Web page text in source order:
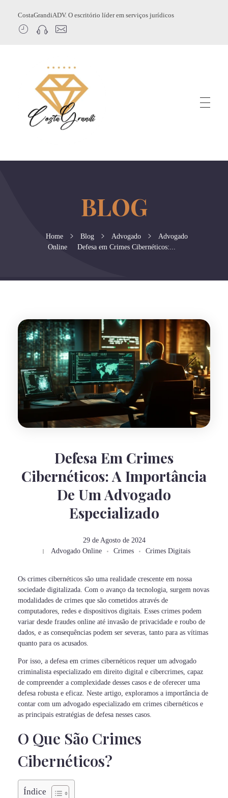
CostaGrandiADV. O escritório líder em serviços jurídicos
Home Blog Advogado
Advogado
Online
Defesa em Crimes Cibernéticos:...
Defesa Em Crimes
Cibernéticos: A Importância
De Um Advogado
Especializado
29 de Agosto de 2024
Advogado Online
Crimes Crimes Digitais
Os crimes cibernéticos são uma realidade crescente em nossa
sociedade digitalizada. Com o avanço da tecnologia, surgem novas
modalidades de crimes que são cometidos através de
computadores, redes e dispositivos digitais. Esses crimes podem
variar desde fraudes online até invasão de privacidade e roubo de
dados, e as consequências podem ser severas, tanto para as vítimas
quanto para os acusados.
Por isso, a defesa em crimes cibernéticos requer um advogado
criminalista especializado em direito digital e cibercrimes, capaz
de compreender a complexidade desses casos e de oferecer uma
defesa robusta e eficaz. Neste artigo, exploramos a importância de
contar com um advogado especializado em crimes cibernéticos e
as principais estratégias de defesa nesses casos.
O Que São Crimes
Cibernéticos?
Índice